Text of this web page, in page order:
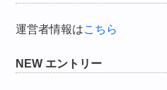
運営者情報はこちら
NEW エントリー